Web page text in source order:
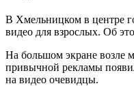
В Хмельницком в центре
видео для взрослых. Об
На большом экране возле
привычной рекламы
на видео очевидцы.